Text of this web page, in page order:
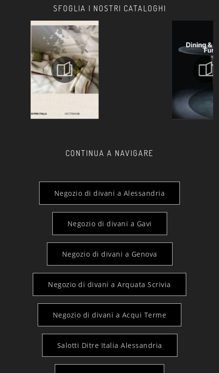
SFOGLIA I NOSTRI CATALOGHI
CONTINUA A NAVIGARE
Negozio di divani a Alessandria
Negozio di divani a Gavi
Negozio di divani a Genova
Negozio di divani a Arquata Scrivia
Negozio di divani a Acqui Terme
Salotti Ditre Italia Alessandria